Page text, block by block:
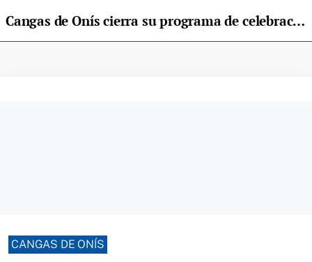
Cangas de Onís cierra su programa de celebraciones del Día de Asturias con "Mala Reputación"
CANGAS DE ONÍS